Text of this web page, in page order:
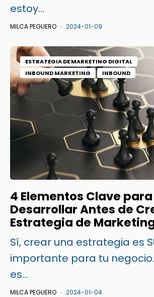
estoy...
MILCA PEGUERO 2024-01-09
ESTRATEGIA DE MARKETING DIGITAL
INBOUND MARKETING
INBOUND
4 Elementos Clave para
Desarrollar Antes de
Estrategia de
Sí, crear una estrategia es
importante para tu
es...
MILCA PEGUERO 2024-01-04